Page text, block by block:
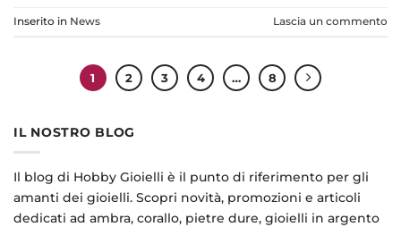
Inserito in News Lascia un commento
1 2 3 4 … 8
IL NOSTRO BLOG
Il blog di Hobby Gioielli è il punto di riferimento per gli
amanti dei gioielli. Scopri novità, promozioni e articoli
dedicati ad ambra, corallo, pietre dure, gioielli in argento